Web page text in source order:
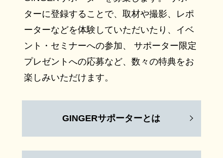
ターに登録することで、取材や撮影、レポ
ーターなどを体験していただいたり、イベ
ント・セミナーへの参加、 サポーター限定
プレゼントへの応募など、数々の特典をお
楽しみいただけます。
GINGERサポーターとは